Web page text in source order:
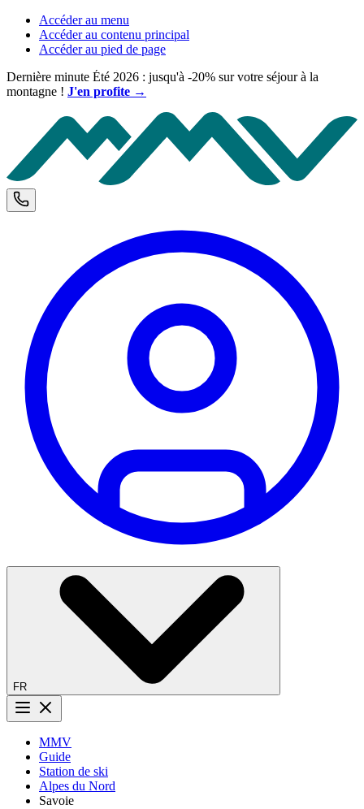
Accéder au menu
Accéder au contenu principal
Accéder au pied de page
Dernière minute Été 2026 : jusqu'à -20% sur votre séjour à la
montagne ! J'en profite →
Téléphone et horaires d'ouverture
FR
Bouton menu
MMV
Guide
Station de ski
Alpes du Nord
Savoie